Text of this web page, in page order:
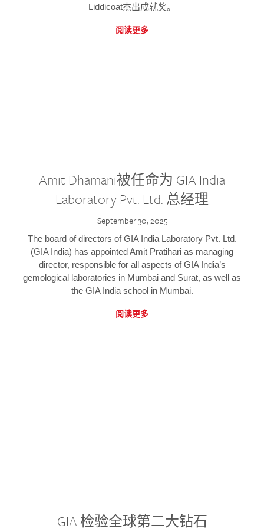
Liddicoat杰出成就奖。
阅读更多
Amit Dhamani被任命为 GIA India
Laboratory Pvt. Ltd. 总经理
September 30, 2025
The board of directors of GIA India Laboratory Pvt. Ltd.
(GIA India) has appointed Amit Pratihari as managing
director, responsible for all aspects of GIA India’s
gemological laboratories in Mumbai and Surat, as well as
the GIA India school in Mumbai.
阅读更多
GIA 检验全球第二大钻石